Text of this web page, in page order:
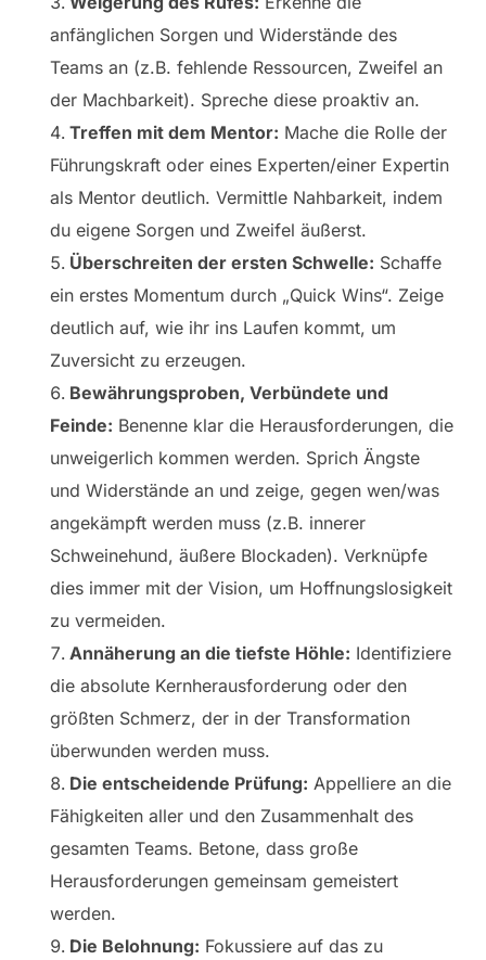
anfänglichen Sorgen und Widerstände des
Teams an (z.B. fehlende Ressourcen, Zweifel an
der Machbarkeit). Spreche diese proaktiv an.
Treffen mit dem Mentor: Mache die Rolle der
Führungskraft oder eines Experten/einer Expertin
als Mentor deutlich. Vermittle Nahbarkeit, indem
du eigene Sorgen und Zweifel äußerst.
Überschreiten der ersten Schwelle: Schaffe
ein erstes Momentum durch „Quick Wins“. Zeige
deutlich auf, wie ihr ins Laufen kommt, um
Zuversicht zu erzeugen.
Bewährungsproben, Verbündete und
Feinde: Benenne klar die Herausforderungen, die
unweigerlich kommen werden. Sprich Ängste
und Widerstände an und zeige, gegen wen/was
angekämpft werden muss (z.B. innerer
Schweinehund, äußere Blockaden). Verknüpfe
dies immer mit der Vision, um Hoffnungslosigkeit
zu vermeiden.
Annäherung an die tiefste Höhle: Identifiziere
die absolute Kernherausforderung oder den
größten Schmerz, der in der Transformation
überwunden werden muss.
Die entscheidende Prüfung: Appelliere an die
Fähigkeiten aller und den Zusammenhalt des
gesamten Teams. Betone, dass große
Herausforderungen gemeinsam gemeistert
werden.
Die Belohnung: Fokussiere auf das zu